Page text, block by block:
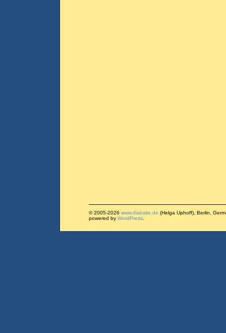
© 2005-2026 www.diabsite.de (Helga Uphoff), Berlin,
powered by WordPress.